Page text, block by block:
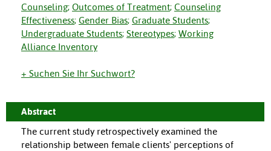
Counseling; Outcomes of Treatment; Counseling
Effectiveness; Gender Bias; Graduate Students;
Undergraduate Students; Stereotypes; Working
Alliance Inventory
+ Suchen Sie Ihr Suchwort?
Abstract
The current study retrospectively examined the
relationship between female clients' perceptions of